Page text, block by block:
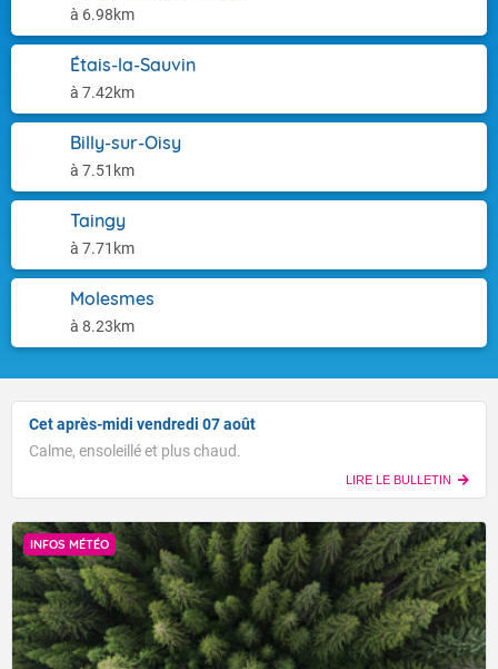
à 6.98km
Étais-la-Sauvin
à 7.42km
Billy-sur-Oisy
à 7.51km
Taingy
à 7.71km
Molesmes
à 8.23km
Cet après-midi vendredi 07 août
Calme, ensoleillé et plus chaud.
LIRE LE BULLETIN
INFOS MÉTÉO